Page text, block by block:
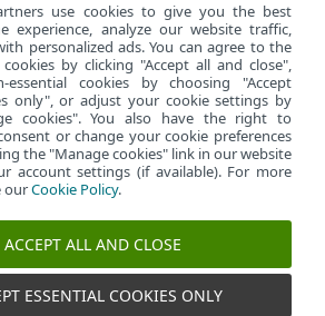
megtekintése
use cookies to give you the best
experience, analyze our website traffic,
personalized ads. You can agree to the
by clicking "Accept all and close",
essential cookies by choosing "Accept
only", or adjust your cookie settings by
cookies". You also have the right to
or change your cookie preferences
the "Manage cookies" link in our website
account settings (if available). For more
ourCookie Policy.
ACCEPT ALL AND CLOSE
ESSENTIAL COOKIES ONLY